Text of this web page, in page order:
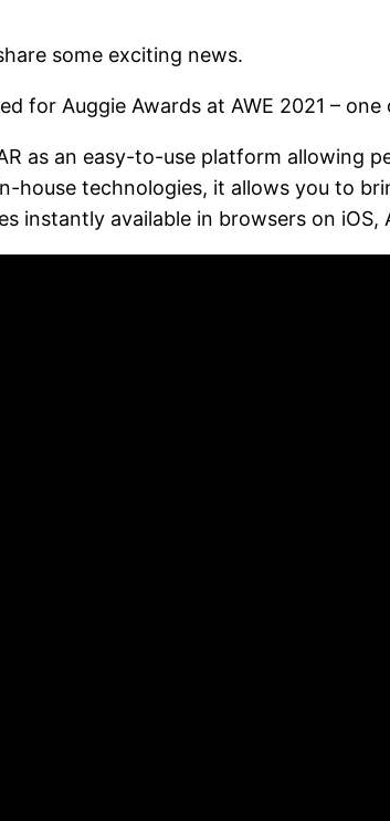
some exciting news.
for Auggie Awards at AWE 2021 –
as an easy-to-use platform allowing
house technologies, it allows you to
instantly available in browsers on